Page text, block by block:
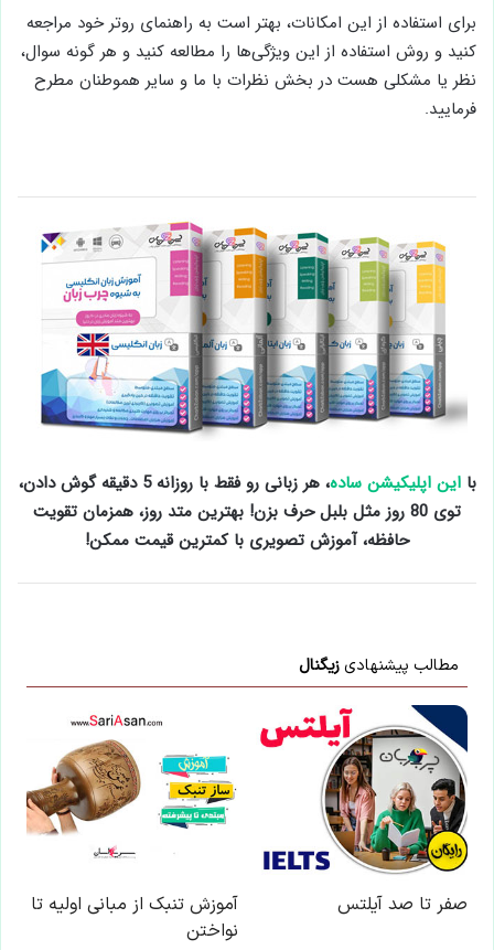
برای استفاده از این امکانات، بهتر است به راهنمای روتر خود مراجعه
کنید و روش استفاده از این ویژگی‌ها را مطالعه کنید و هر گونه سوال،
نظر یا مشکلی هست در بخش نظرات با ما و سایر هموطنان مطرح
فرمایید.
بااین اپلیکیشن ساده
، هر زبانی رو فقط با روزانه 5 دقیقه گوش دادن،
توی 80 روز مثل بلبل حرف بزن! بهترین متد روز، همزمان تقویت
حافظه، آموزش تصویری با کمترین قیمت ممکن!